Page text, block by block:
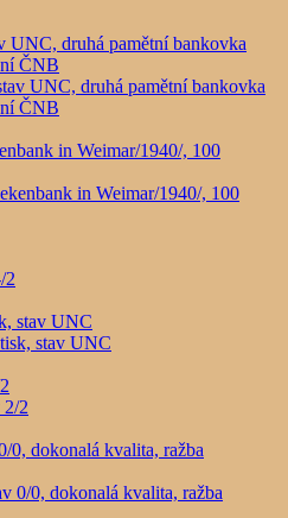
UNC, druhá pamětní bankovka
ČNB
in Weimar/1940/, 100
stav UNC
0, dokonalá kvalita, ražba